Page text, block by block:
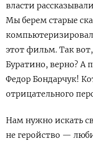
власти
Мы берем старые
этот фильм. Так
Буратино, верно? А
Федор Бондарчук!
отрицательного
Нам нужно искать
не геройство —